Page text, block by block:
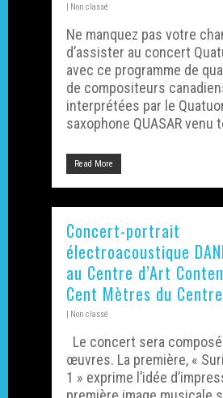
Non classé
Ne manquez pas votre
d’assister au concert
avec ce programme de
de compositeurs
interprétées par le
saxophone QUASAR venu
Read More
Concert-portrait
électroacoustique
au Centre d’Art
Cent Mètres du
Non classé
Le concert sera
œuvres. La première, «
1 » exprime l’idée
LE